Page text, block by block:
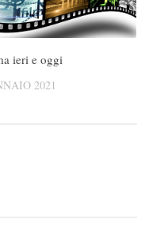
ieri e oggi
2021